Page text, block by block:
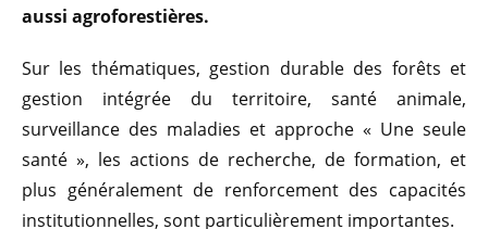
aussi agroforestières.
Sur les thématiques, gestion durable des forêts et
gestion intégrée du territoire, santé animale,
surveillance des maladies et approche « Une seule
santé », les actions de recherche, de formation, et
plus généralement de renforcement des capacités
institutionnelles, sont particulièrement importantes.